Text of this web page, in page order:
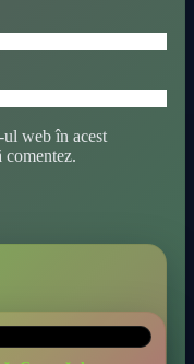
ul web în acest
comentez.